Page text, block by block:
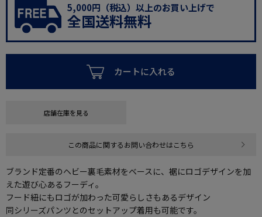
5,000円（税込）以上のお買い上げで
全国送料無料
カートに入れる
店舗在庫を見る
この商品に関するお問い合わせはこちら
ブランド定番のヘビー裏毛素材をベースに、裾にロゴデザインを加
えた遊び心あるフーディ。
フード紐にもロゴが加わった可愛らしさもあるデザイン
同シリーズパンツとのセットアップ着用も可能です。